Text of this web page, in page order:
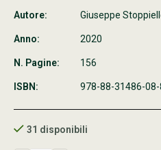
Autore:
Anno:
N. Pagine:
ISBN:
Giuseppe
2020
156
978-88-31486-08-
31 disponibili